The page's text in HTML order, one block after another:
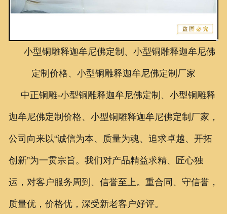
小型铜雕释迦牟尼佛定制、小型铜雕释迦牟尼佛
定制价格、小型铜雕释迦牟尼佛定制厂家
中正铜雕-小型铜雕释迦牟尼佛定制、小型铜雕释
迦牟尼佛定制价格、小型铜雕释迦牟尼佛定制厂家 ，
公司向来以“诚信为本、质量为魂、追求卓越、开拓
创新”为一贯宗旨。我们对产品精益求精、匠心独
运，对客户服务周到、信誉至上。重合同、守信誉，
质量优，价格优，深受新老客户好评。